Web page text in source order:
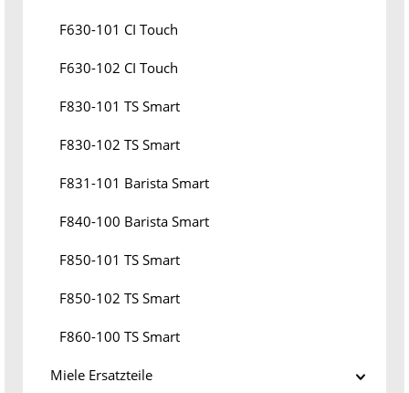
F630-101 CI Touch
F630-102 CI Touch
F830-101 TS Smart
F830-102 TS Smart
F831-101 Barista Smart
F840-100 Barista Smart
F850-101 TS Smart
F850-102 TS Smart
F860-100 TS Smart
Miele Ersatzteile